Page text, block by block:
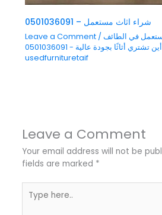
شراء اثاث مستعمل – 0501036091
Leave a Comment / في الطائف
تشتري أثاثًا بجودة عالية - 0501036091
usedfurnituretaif
Leave a Comment
Your email address will not be
fields are marked *
here..